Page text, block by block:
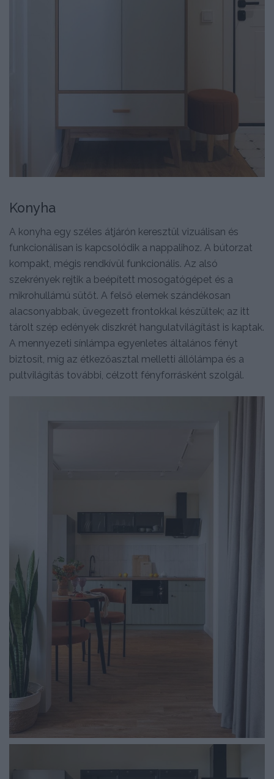
Konyha
A konyha egy széles átjárón keresztül vizuálisan és
funkcionálisan is kapcsolódik a nappalihoz. A bútorzat
kompakt, mégis rendkívül funkcionális. Az alsó
szekrények rejtik a beépített mosogatógépet és a
mikrohullámú sütőt. A felső elemek szándékosan
alacsonyabbak, üvegezett frontokkal készültek; az itt
tárolt szép edények diszkrét hangulatvilágítást is kaptak.
A mennyezeti sínlámpa egyenletes általános fényt
biztosít, míg az étkezőasztal melletti állólámpa és a
pultvilágítás további, célzott fényforrásként szolgál.